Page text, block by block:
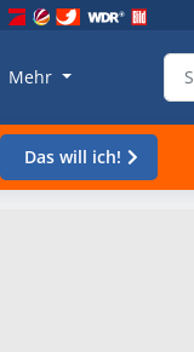
Mehr
Das will ich!